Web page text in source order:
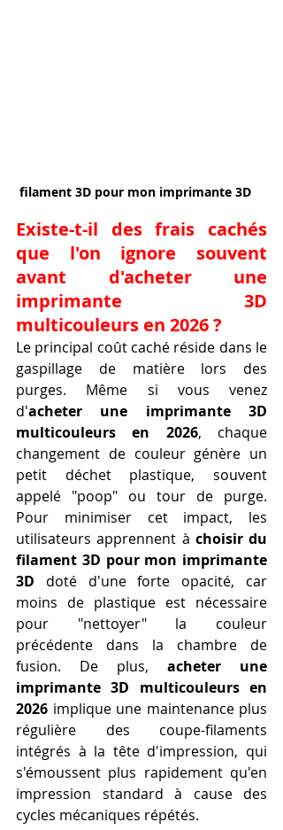
filament 3D pour mon imprimante 3D
Existe-t-il des frais cachés
que l'on ignore souvent
avant d'acheter une
imprimante 3D
multicouleurs en 2026 ?
Le principal coût caché réside dans le
gaspillage de matière lors des
purges. Même si vous venez
d'acheter une imprimante 3D
multicouleurs en 2026, chaque
changement de couleur génère un
petit déchet plastique, souvent
appelé "poop" ou tour de purge.
Pour minimiser cet impact, les
utilisateurs apprennent à choisir du
filament 3D pour mon imprimante
3D doté d'une forte opacité, car
moins de plastique est nécessaire
pour "nettoyer" la couleur
précédente dans la chambre de
fusion. De plus, acheter une
imprimante 3D multicouleurs en
2026 implique une maintenance plus
régulière des coupe-filaments
intégrés à la tête d'impression, qui
s'émoussent plus rapidement qu'en
impression standard à cause des
cycles mécaniques répétés.